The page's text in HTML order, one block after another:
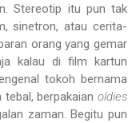
Stereotip itu pun tak
sinetron, atau cerita-
orang yang gemar
kalau di film kartun
tokoh bernama
berpakaian oldies
zaman. Begitu pun